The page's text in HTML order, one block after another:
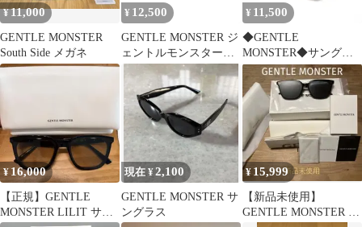
¥11,000
GENTLE MONSTER
South Side メガネ
¥ 12,500
GENTLE MONSTER ジ
ェントルモンスター
Her01 サングラス
¥ 11,500
◆GENTLE
MONSTER◆サングラ
ス TOTE Col.01
¥ 16,000
【正規】GENTLE
MONSTER LILIT サン
現在 ¥2,100
GENTLE MONSTER サ
ングラス
¥ 15,999
【新品未使用】
GENTLE MONSTER La